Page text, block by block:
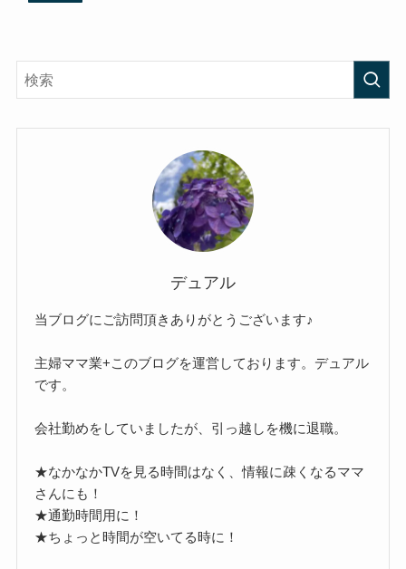
デュアル
当ブログにご訪問頂きありがとうございます♪
主婦ママ業+このブログを運営しております。デュアル
です。
会社勤めをしていましたが、引っ越しを機に退職。
★なかなかTVを見る時間はなく、情報に疎くなるママ
さんにも！
★通勤時間用に！
★ちょっと時間が空いてる時に！